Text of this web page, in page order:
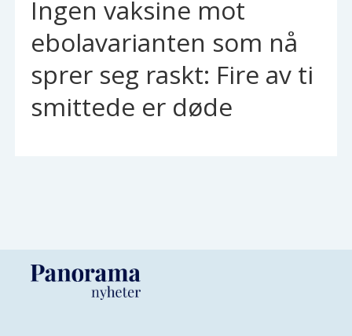
Ingen vaksine mot
ebolavarianten som nå
sprer seg raskt: Fire av ti
smittede er døde